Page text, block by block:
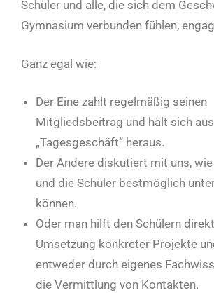
Schüler und alle, die sich dem
Gymnasium verbunden fühlen,
Ganz egal wie:
Der Eine zahlt regelmäßig seinen
Mitgliedsbeitrag und hält sich
„Tagesgeschäft“ heraus.
Der Andere diskutiert mit uns,
und die Schüler bestmöglich
können.
Oder man hilft den Schülern
Umsetzung konkreter Projekte
entweder durch eigenes
die Vermittlung von Kontakten.